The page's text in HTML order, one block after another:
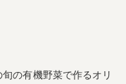
オーガニックって何
の有機野菜で作るオリ